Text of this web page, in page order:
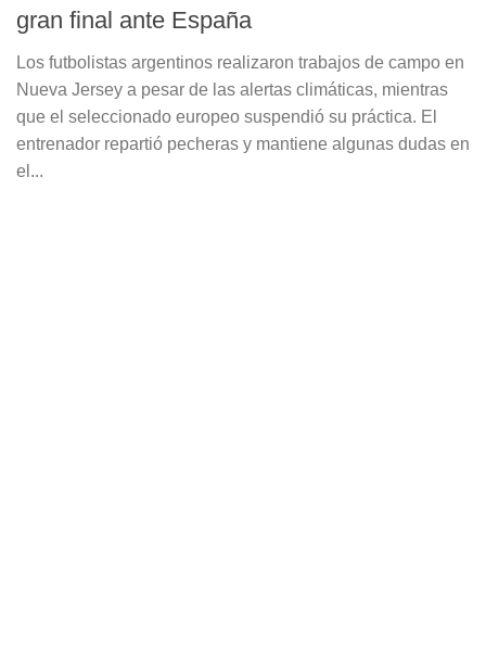
gran final ante España
Los futbolistas argentinos realizaron trabajos de campo en
Nueva Jersey a pesar de las alertas climáticas, mientras
que el seleccionado europeo suspendió su práctica. El
entrenador repartió pecheras y mantiene algunas dudas en
el...